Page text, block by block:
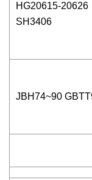
HG20615-20626
SH3406
JBH74~90